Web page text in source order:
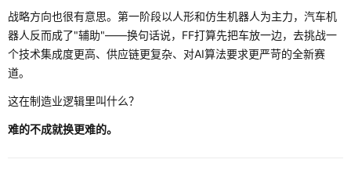
战略方向也很有意思。第一阶段以人形和仿生机器人为主力，汽车机
器人反而成了"辅助"——换句话说，FF打算先把车放一边，去挑战一
个技术集成度更高、供应链更复杂、对AI算法要求更严苛的全新赛
道。
这在制造业逻辑里叫什么？
难的不成就换更难的。